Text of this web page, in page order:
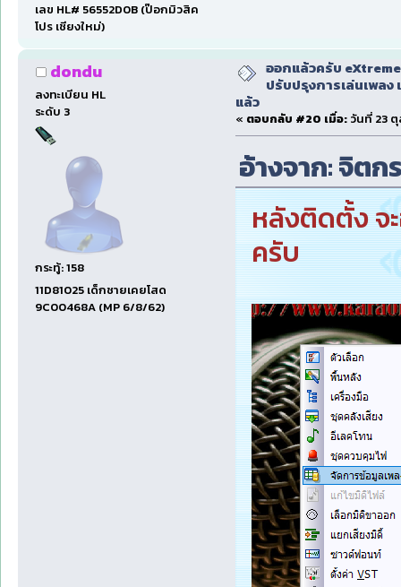
เลข HL# 56552D0B (ป๊อกมิวสิค
โปร เชียงใหม่)
dondu
ลงทะเบียน HL
ระดับ 3
กระทู้: 158
11D81025 เด็กชายเคยโสด
9C00468A (MP 6/8/62)
ออกแล้วครับ
ปรับปรุงการเล่นเพลง
แล้ว
« ตอบกลับ #20 เมื่อ: วันที่ 23
อ้างจาก: จิตก
หลังติดตั้ง จ
ครับ